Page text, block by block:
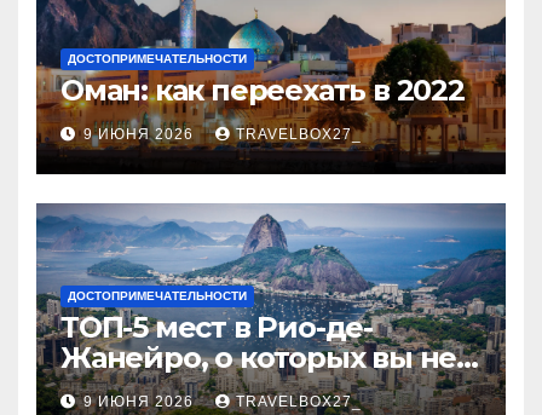
ДОСТОПРИМЕЧАТЕЛЬНОСТИ
Оман: как переехать в 2022
9 ИЮНЯ 2026 TRAVELBOX27_
ДОСТОПРИМЕЧАТЕЛЬНОСТИ
ТОП-5 мест в Рио-де-
Жанейро, о которых вы не
знали
9 ИЮНЯ 2026 TRAVELBOX27_